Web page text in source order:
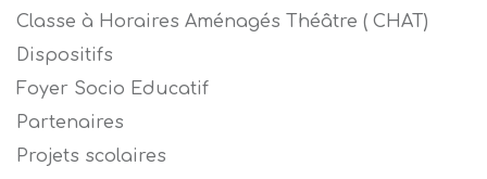
Classe à Horaires Aménagés Théâtre ( CHAT)
Dispositifs
Foyer Socio Educatif
Partenaires
Projets scolaires